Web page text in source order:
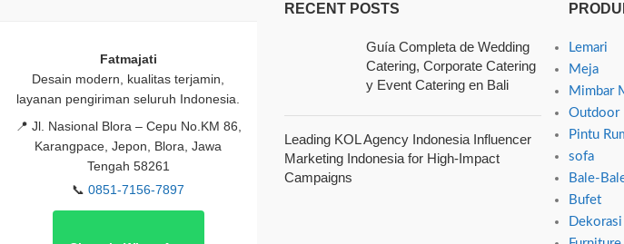
Fatmajati
Desain modern, kualitas terjamin,
layanan pengiriman seluruh Indonesia.
📍 Jl. Nasional Blora – Cepu No.KM 86,
Karangpace, Jepon, Blora, Jawa
Tengah 58261
📞0851-7156-7897
RECENT POSTS
Guía Completa de Wedding
Catering, Corporate Catering
y Event Catering en Bali
Leading KOL Agency Indonesia Influencer
Marketing Indonesia for High-Impact
Campaigns
Lemari
Meja
Mimbar
Outdoor
Pintu
sofa
Bale-
Bufet